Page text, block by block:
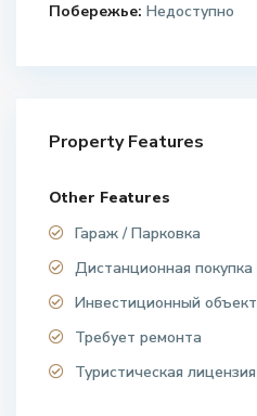
Побережье: Недоступно
Property Features
Other Features
Гараж / Парковка
Дистанционная покупка
Инвестиционный объект
Требует ремонта
Туристическая лицензия